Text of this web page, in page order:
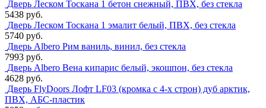
Дверь Леском Тоскана 1 бетон снежный, ПВХ, без стекла
5438 руб.
Дверь Леском Тоскана 1 эмалит белый, ПВХ, без стекла
5740 руб.
Дверь Albero Рим ваниль, винил, без стекла
7993 руб.
Дверь Albero Вена кипарис белый, экошпон, без стекла
4628 руб.
Дверь FlyDoors Лофт LF03 (кромка с 4-х строн) дуб арктик,
ПВХ, АБС-пластик